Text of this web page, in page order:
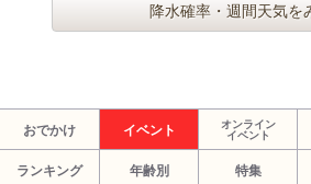
降水確率・週間天気を
おでかけ イベント
オンライン
イベント
ランキング 年齢別 特集